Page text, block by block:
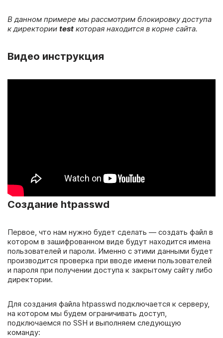
В данном примере мы рассмотрим блокировку доступа
к директории test которая находится в корне сайта.
Видео инструкция
Создание htpasswd
Первое, что нам нужно будет сделать — создать файл в
котором в зашифрованном виде будут находится имена
пользователей и пароли. Именно с этими данными будет
производится проверка при вводе имени пользователей
и пароля при получении доступа к закрытому сайту либо
директории.
Для создания файла htpasswd подключается к серверу,
на котором мы будем ограничивать доступ,
подключаемся по SSH и выполняем следующую
команду: